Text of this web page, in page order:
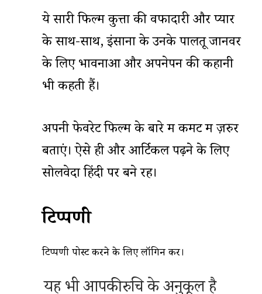
ये सारी फिल्में कुत्तों की वफादारी और प्यार
के साथ-साथ, इंसानों के उनके पालतू जानवर
के लिए भावनाओं और अपनेपन की कहानी
भी कहती हैं।
अपनी फेवरेट फिल्म के बारे में कमेंट में ज़रुर
बताएं। ऐसे ही और आर्टिकल पढ़ने के लिए
सोलवेदा हिंदी पर बने रहें।
टिप्पणी
टिप्पणी पोस्ट करने के लिएलॉगिनकरें।